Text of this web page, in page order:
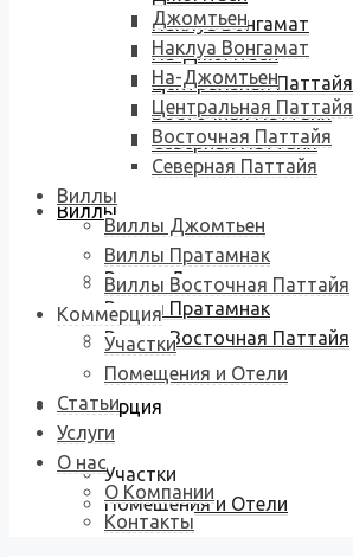
Наклуа Вонгамат
На-Джомтьен
Центральная Паттайя
Восточная Паттайя
Северная Паттайя
Виллы
Виллы Джомтьен
Виллы Пратамнак
Виллы Восточная Паттайя
Коммерция
Участки
Помещения и Отели
Джомтьен
Наклуа Вонгамат
На-Джомтьен
Центральная Паттайя
Восточная Паттайя
Северная Паттайя
Виллы
Виллы Джомтьен
Виллы Пратамнак
Виллы Восточная Паттайя
Коммерция
Участки
Помещения и Отели
Статьи
Услуги
О нас
О Компании
Контакты